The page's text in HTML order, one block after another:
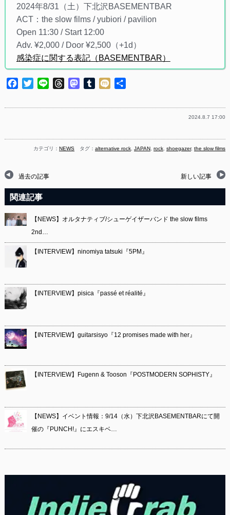
2024年8/31（土）下北沢BASEMENTBAR
ACT：the slow films / yubiori / pavilion
Open 11:30 / Start 12:00
Adv. ¥2,000 / Door ¥2,500（+1d）
感染症に関する表記（BASEMENTBAR）
Facebook
TwitterLine ThreadsMastodon
Tumblr
Mixi
2024.8.7 17:00
カテゴリ： NEWS タグ：alternative rock,JAPAN,rock,shoegazer,the slow films
過去の記事 新しい記事
関連記事
【NEWS】オルタナティブ/シューゲイザーバンド the slow films
2nd…
【INTERVIEW】ninomiya tatsuki『5PM』
【INTERVIEW】pisica『passé et réalité』
【INTERVIEW】guitarsisyo『12 promises made with her』
【INTERVIEW】Fugenn & Tooson『POSTMODERN SOPHISTY』
【NEWS】イベント情報：9/14（水）下北沢BASEMENTBARにて開
催の『PUNCH!』にエスキベ…